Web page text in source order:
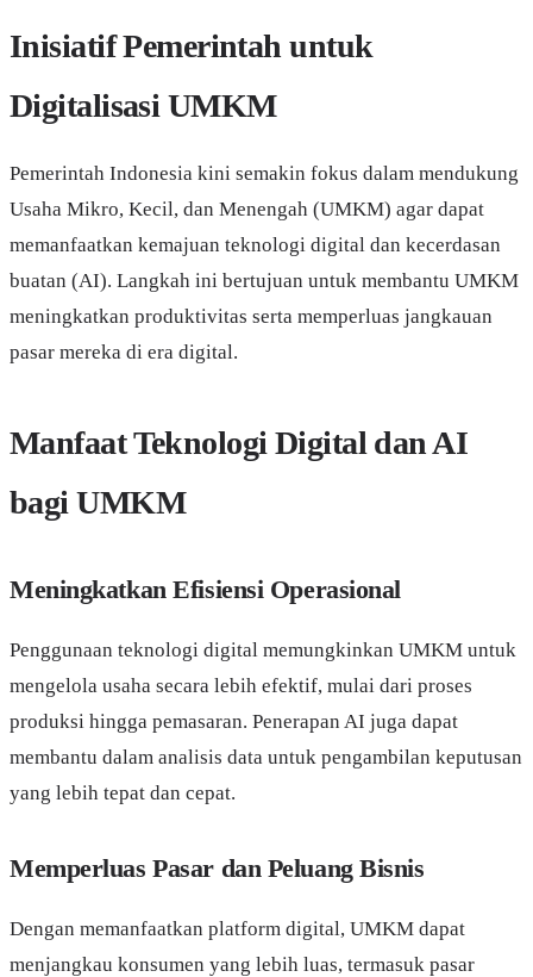
Inisiatif Pemerintah untuk
Digitalisasi UMKM
Pemerintah Indonesia kini semakin fokus dalam mendukung
Usaha Mikro, Kecil, dan Menengah (UMKM) agar dapat
memanfaatkan kemajuan teknologi digital dan kecerdasan
buatan (AI). Langkah ini bertujuan untuk membantu UMKM
meningkatkan produktivitas serta memperluas jangkauan
pasar mereka di era digital.
Manfaat Teknologi Digital dan AI
bagi UMKM
Meningkatkan Efisiensi Operasional
Penggunaan teknologi digital memungkinkan UMKM untuk
mengelola usaha secara lebih efektif, mulai dari proses
produksi hingga pemasaran. Penerapan AI juga dapat
membantu dalam analisis data untuk pengambilan keputusan
yang lebih tepat dan cepat.
Memperluas Pasar dan Peluang Bisnis
Dengan memanfaatkan platform digital, UMKM dapat
menjangkau konsumen yang lebih luas, termasuk pasar